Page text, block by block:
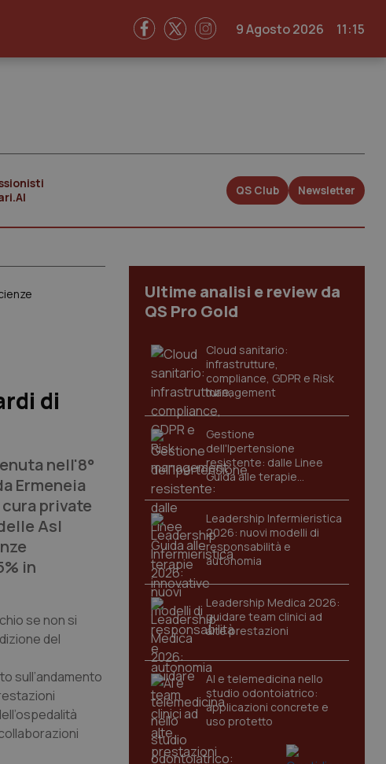
9 Agosto 2026 11:15
QS Club Newsletter
di
nell'8°
Ermeneia
private
Asl
in
se non si
del
sull’andamento
Ultime analisi e review da
QS Pro Gold
Cloud sanitario:
infrastrutture,
compliance, GDPR e Risk
management
Gestione
dell'Ipertensione
resistente: dalle Linee
Guida alle terapie
innovative
Leadership Infermieristica
2026: nuovi modelli di
responsabilità e
autonomia
Leadership Medica 2026:
guidare team clinici ad
alte prestazioni
AI e telemedicina nello
studio odontoiatrico:
applicazioni concrete e
uso protetto